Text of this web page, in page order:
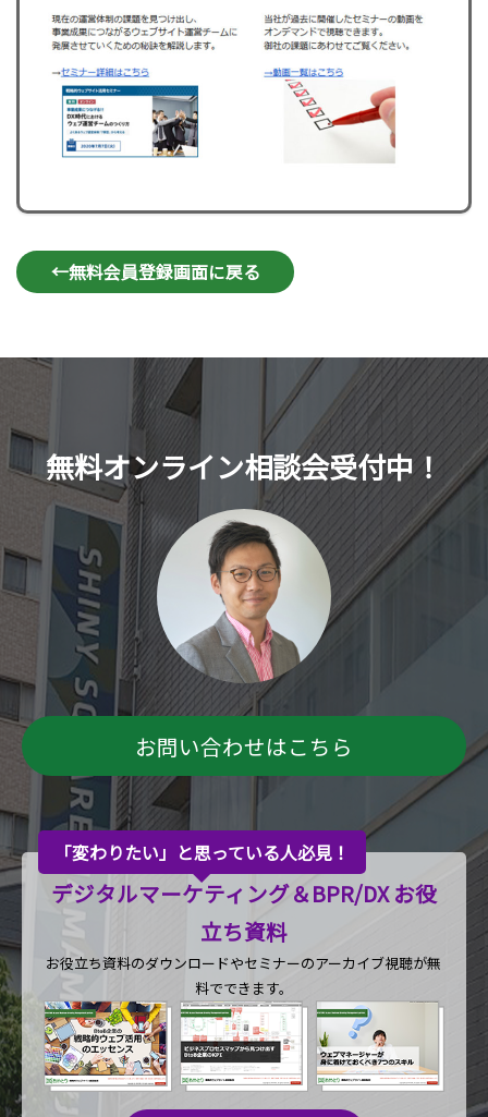
←無料会員登録画面に戻る
無料オンライン相談会受付中！
お問い合わせはこちら
「変わりたい」と思っている人必見！
デジタルマーケティング＆BPR/DX お役
立ち資料
お役立ち資料のダウンロードやセミナーのアーカイブ視聴が無
料でできます。